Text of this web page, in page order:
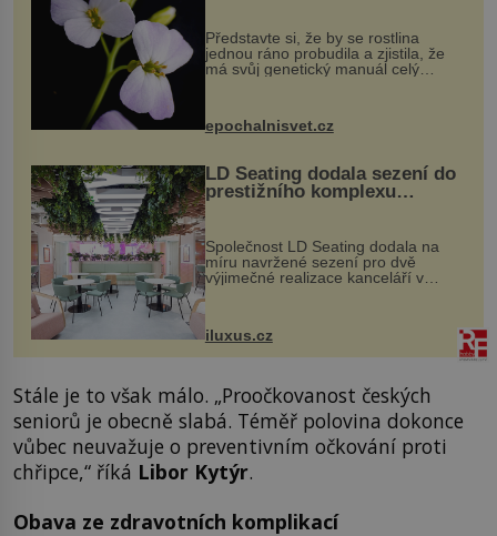
Představte si, že by se rostlina
jednou ráno probudila a zjistila, že
má svůj genetický manuál celý
vstupenka...
epochalnisvet.cz
LD Seating dodala sezení do
prestižního komplexu
MediaCityUK v Salfordu
Společnost LD Seating dodala na
míru navržené sezení pro dvě
výjimečné realizace kanceláří v
areálu MediaCityUK v anglickém
budov Media...
iluxus.cz
Stále je to však málo. „Proočkovanost českých
seniorů je obecně slabá. Téměř polovina dokonce
vůbec neuvažuje o preventivním očkování proti
chřipce,“ říká Libor Kytýr.
Obava ze zdravotních komplikací